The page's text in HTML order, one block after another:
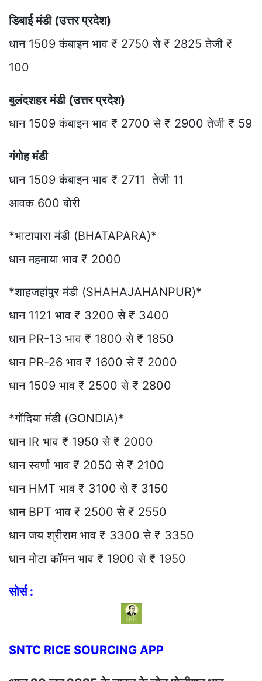
डिबाई मंडी (उत्तर प्रदेश)
धान 1509 कंबाइन भाव ₹ 2750 से ₹ 2825 तेजी ₹
100
बुलंदशहर मंडी (उत्तर प्रदेश)
धान 1509 कंबाइन भाव ₹ 2700 से ₹ 2900 तेजी ₹ 59
गंगोह मंडी
धान 1509 कंबाइन भाव ₹ 2711 तेजी 11
आवक 600 बोरी
*भाटापारा मंडी (BHATAPARA)*
धान महमाया भाव ₹ 2000
*शाहजहांपुर मंडी (SHAHAJAHANPUR)*
धान 1121 भाव ₹ 3200 से ₹ 3400
धान PR-13 भाव ₹ 1800 से ₹ 1850
धान PR-26 भाव ₹ 1600 से ₹ 2000
धान 1509 भाव ₹ 2500 से ₹ 2800
*गोंदिया मंडी (GONDIA)*
धान IR भाव ₹ 1950 से ₹ 2000
धान स्वर्णा भाव ₹ 2050 से ₹ 2100
धान HMT भाव ₹ 3100 से ₹ 3150
धान BPT भाव ₹ 2500 से ₹ 2550
धान जय श्रीराम भाव ₹ 3300 से ₹ 3350
धान मोटा कॉमन भाव ₹ 1900 से ₹ 1950
सोर्स :
SNTC RICE SOURCING APP